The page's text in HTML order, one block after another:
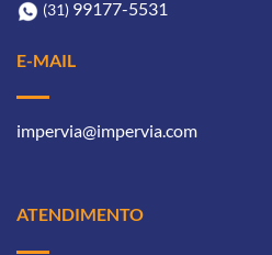
(31) 99177-5531ㅤㅤ
E-MAIL
impervia@impervia.com
ATENDIMENTO